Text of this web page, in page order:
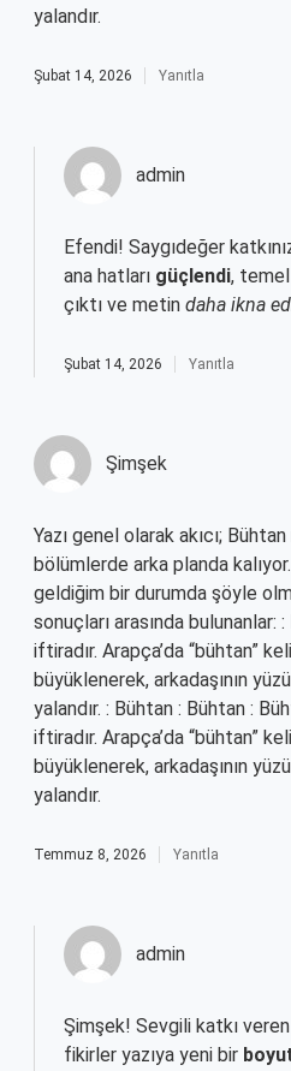
yalandır.
Şubat 14, 2026 Yanıtla
admin
Efendi! Saygıdeğer
ana hatları güçlendi,
çıktı ve metin daha ikna
Şubat 14, 2026 Yanıtla
Şimşek
Yazı genel olarak akıcı;
bölümlerde arka planda
geldiğim bir durumda şöyle
sonuçları arasında
iftiradır. Arapça’da “bühtan”
büyüklenerek, arkadaşının
yalandır. : Bühtan : Bühtan :
iftiradır. Arapça’da “bühtan”
büyüklenerek, arkadaşının
yalandır.
Temmuz 8, 2026 Yanıtla
admin
Şimşek! Sevgili katkı
fikirler yazıya yeni bir